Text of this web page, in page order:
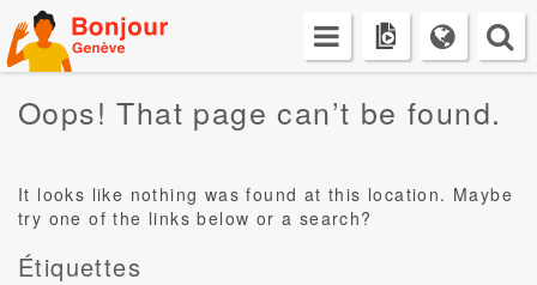
Skip
to
content
Oops! That page can’t be found.
It looks like nothing was found at this location. Maybe
try one of the links below or a search?
Étiquettes